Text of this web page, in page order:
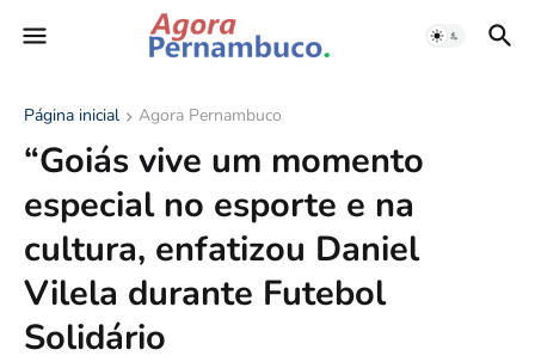
Página inicial Agora Pernambuco
“Goiás vive um momento
especial no esporte e na
cultura, enfatizou Daniel
Vilela durante Futebol
Solidário